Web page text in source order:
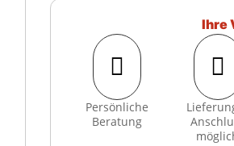
Ihre

Persönliche
Beratung
